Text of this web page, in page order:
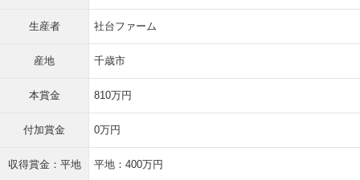
生産者 社台ファーム
産地 千歳市
本賞金 810万円
付加賞金 0万円
収得賞金：平地 平地：400万円